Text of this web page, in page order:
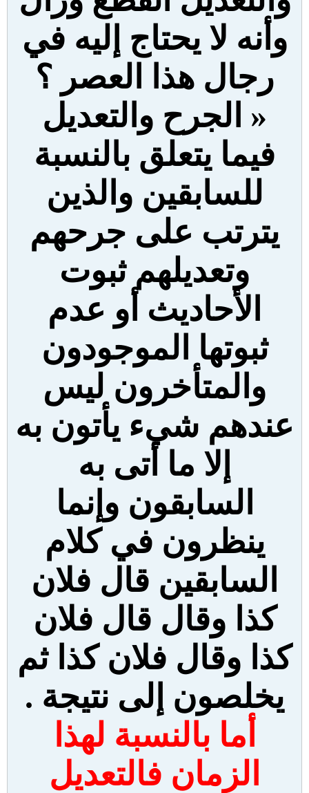
وأنه لا يحتاج إليه في
رجال هذا العصر ؟
« الجرح والتعديل
فيما يتعلق بالنسبة
للسابقين والذين
يترتب على جرحهم
وتعديلهم ثبوت
الأحاديث أو عدم
ثبوتها الموجودون
والمتأخرون ليس
عندهم شيء يأتون به
إلا ما أتى به
السابقون وإنما
ينظرون في كلام
السابقين قال فلان
كذا وقال قال فلان
كذا وقال فلان كذا ثم
يخلصون إلى نتيجة .
أما بالنسبة لهذا
الزمان فالتعديل